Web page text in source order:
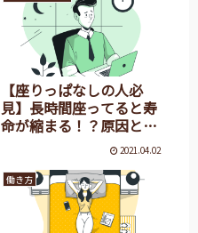
【座りっぱなしの人必
見】長時間座ってると寿
命が縮まる！？原因と対
2021.04.02
働き方